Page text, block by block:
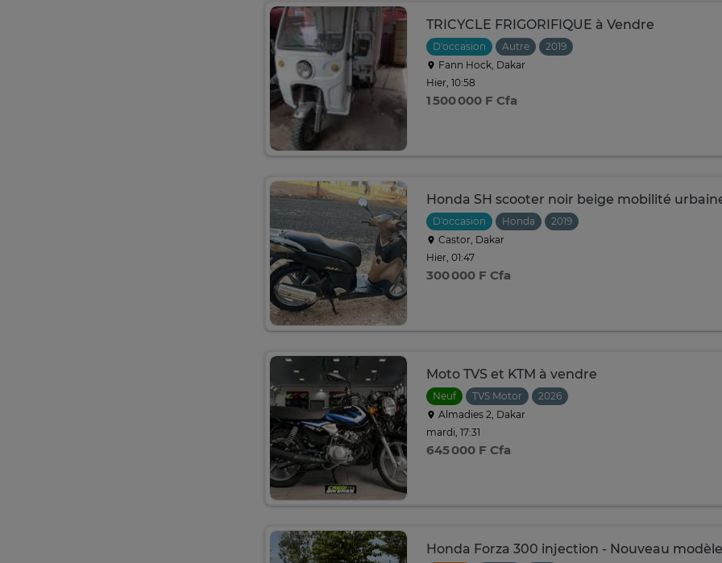
TRICYCLE FRIGORIFIQUE à Vendre
D'occasion Autre
2019
Fann Hock, Dakar
Hier, 10:58
1 500 000 F Cfa
Honda SH scooter noir beige mobilité
D'occasion Honda
2019
Castor, Dakar
Hier, 01:47
300 000 F Cfa
Moto TVS et KTM à vendre
Neuf TVS Motor
2026
Almadies 2, Dakar
mardi, 17:31
645 000 F Cfa
Honda Forza 300 injection - Nouveau modèle